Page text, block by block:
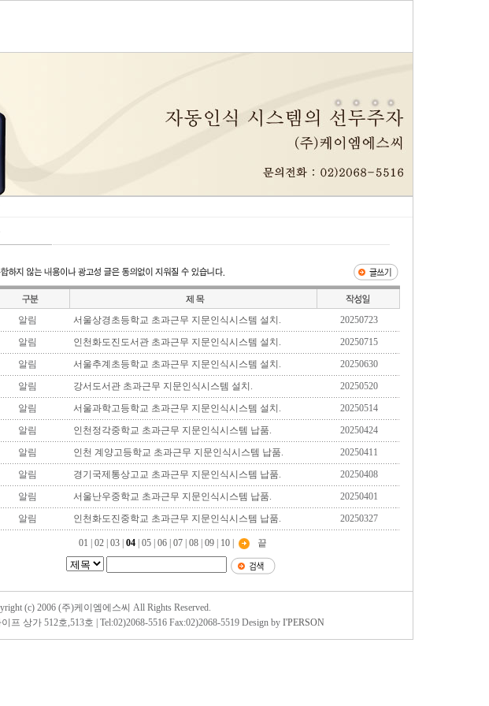
알림 서울상경초등학교 초과근무 지문인식시스템 설치.
20250723
알림 인천화도진도서관 초과근무 지문인식시스템 설치.
20250715
알림 서울추계초등학교 초과근무 지문인식시스템 설치.
20250630
알림 강서도서관 초과근무 지문인식시스템 설치.
20250520
알림 서울과학고등학교 초과근무 지문인식시스템 설치.
20250514
알림 인천정각중학교 초과근무 지문인식시스템 납품.
20250424
알림 인천 계양고등학교 초과근무 지문인식시스템 납품.
20250411
알림 경기국제통상고교 초과근무 지문인식시스템 납품.
20250408
알림 서울난우중학교 초과근무 지문인식시스템 납품.
20250401
알림 인천화도진중학교 초과근무 지문인식시스템 납품. 20250327
01 02 03 04 05 06 07 08 09 10 끝
(c) 2006 (주)케이엠에스씨 All Rights Reserved.
프 상가 512호,513호 | Tel:02)2068-5516 Fax:02)2068-5519 Design by I'PERSON